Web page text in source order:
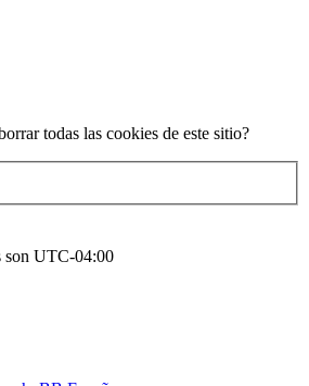
todas las cookies de este sitio?
son UTC-04:00